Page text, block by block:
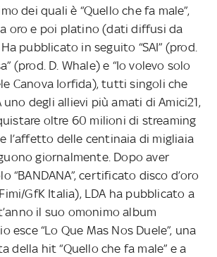
dei quali è “Quello che fa male”,
oro e poi platino (dati diffusi da
pubblicato in seguito “SAI” (prod.
(prod. D. Whale) e “Io volevo solo
Canova Iorfida), tutti singoli che
uno degli allievi più amati di Amici21,
oltre 60 milioni di streaming
l’affetto delle centinaia di migliaia
giornalmente. Dopo aver
“BANDANA”, certificato disco d’oro
GfK Italia), LDA ha pubblicato a
il suo omonimo album
esce “Lo Que Mas Nos Duele”, una
della hit “Quello che fa male” e a